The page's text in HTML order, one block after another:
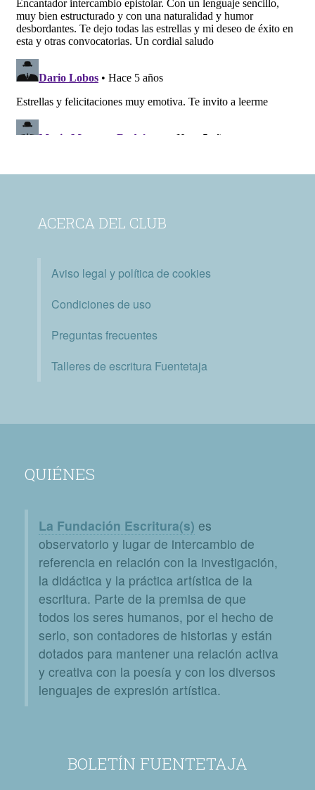
ACERCA DEL CLUB
Aviso legal y política de cookies
Condiciones de uso
Preguntas frecuentes
Talleres de escritura Fuentetaja
QUIÉNES
La Fundación Escritura(s) es
observatorio y lugar de intercambio de
referencia en relación con la investigación,
la didáctica y la práctica artística de la
escritura. Parte de la premisa de que
todos los seres humanos, por el hecho de
serlo, son contadores de historias y están
dotados para mantener una relación activa
y creativa con la poesía y con los diversos
lenguajes de expresión artística.
BOLETÍN FUENTETAJA